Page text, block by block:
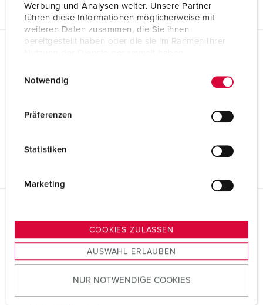
Werbung und Analysen weiter. Unsere Partner
führen diese Informationen möglicherweise mit
weiteren Daten zusammen, die Sie ihnen
bereitgestellt haben oder die sie im Rahmen Ihrer
s
u
w
Notwendig
Präferenzen
Statistiken
Marketing
COOKIES ZULASSEN
AUSWAHL ERLAUBEN
NUR NOTWENDIGE COOKIES
gewünschte Produkt derzeit bei keinem unserer hier
Kontaktieren Sie gerne Ihren lokalen Großhändler.
Anlegethermometer PT1000 901184000